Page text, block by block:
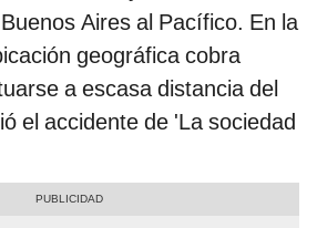
Aires al Pacífico. En la
geográfica cobra
a escasa distancia del
el accidente de 'La sociedad